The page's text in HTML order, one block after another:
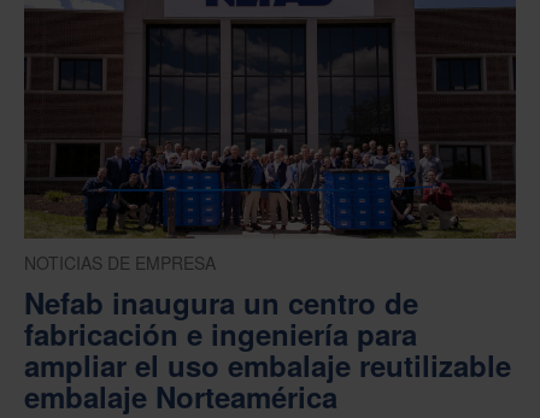
NOTICIAS DE EMPRESA
Nefab inaugura un centro de
fabricación e ingeniería para
ampliar el uso embalaje reutilizable
embalaje Norteamérica